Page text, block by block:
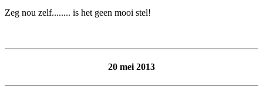
Zeg nou zelf........ is het geen mooi stel!
20 mei 2013